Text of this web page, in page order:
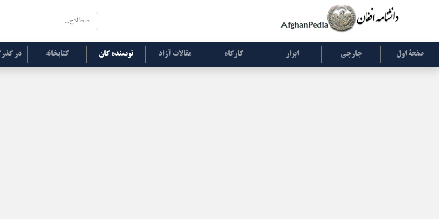
صفحۀ اول جارچی ابزار کارگاه مقالات آزاد نویسنده گان کتابخانه در